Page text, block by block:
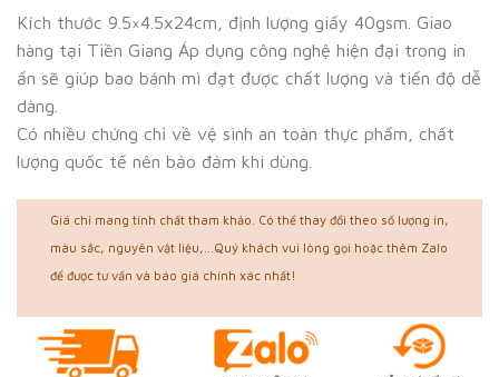
Kích thước 9.5×4.5x24cm, định lượng giấy 40gsm. Giao
hàng tại Tiền Giang Áp dụng công nghệ hiện đại trong in
ấn sẽ giúp bao bánh mì đạt được chất lượng và tiến độ dễ
dàng.
Có nhiều chứng chỉ về vệ sinh an toàn thực phẩm, chất
lượng quốc tế nên bảo đảm khi dùng.
Giá chỉ mang tính chất tham khảo. Có thể thay đổi theo số lượng in,
màu sắc, nguyên vật liệu,...Quý khách vui lòng gọi hoặc thêm Zalo
để được tư vấn và báo giá chính xác nhất!